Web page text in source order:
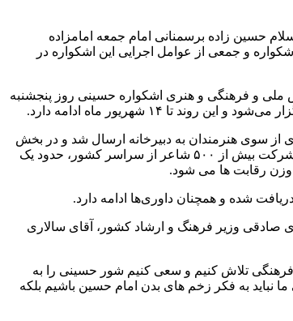
حسین زاده برسمنانی امام جمعه امامزاده
و جمعی از عوامل اجرایی این اشکواره در
و فرهنگی و هنری اشکواره حسینی روز پنجشنبه
از سوی هنرمندان به دبیرخانه ارسال شد و در بخش
عکس ۳ هزار و ۱۸۵ اثر از سوی ۴۷۳ شرکت‌کننده دریافت مورد داوری قرار گرفت. همچنین در بخش شعر با استقبال بی نظیر شاعران مواجه شدیم و با شرکت بیش از ۵۰۰ شاعر از سراسر کشور، حدود یک
پنج‌شنبه ۱۵ شهریورماه انجام شده و در این مراسم آقای صادقی وزیر فرهنگ و ارشاد کشور، آقای سالاری
تلاش کنیم و سعی کنیم شور حسینی را به
نباید به فکر زخم های بدن امام حسین باشیم بلکه